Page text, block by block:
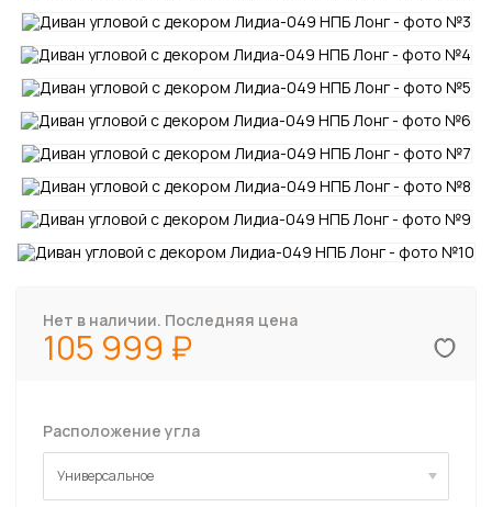
Нет в наличии. Последняя цена
105 999
Расположение угла
Универсальное